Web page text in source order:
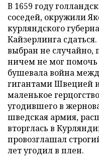
В 1659 году
соседей, окружили
курляндского
Кайзерлинга
выбран не случайно,
ничем не мог
бушевала война
гигантами Швецией
маленькое
угодившего в
шведская армия,
вторглась в
провозглашал
лет угодил в плен.